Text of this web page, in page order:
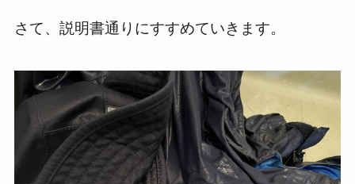
さて、説明書通りにすすめていきます。